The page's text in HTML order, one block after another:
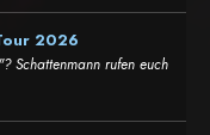
2026
Schattenmann rufen euch